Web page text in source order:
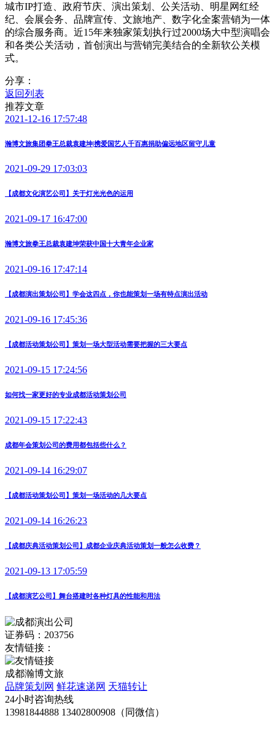
城市IP打造、政府节庆、演出策划、公关活动、明星网红经
纪、会展会务、品牌宣传、文旅地产、数字化全案营销为一体
的综合服务商。近15年来独家策划执行过2000场大中型演唱会
和各类公关活动，首创演出与营销完美结合的全新软公关模
式。
分享：
返回列表
推荐文章
2021-12-16 17:57:48
瀚博文旅集团拳王总裁袁建坤|携爱国艺人千百惠捐助偏远地区留守儿童
2021-09-29 17:03:03
【成都文化演艺公司】关于灯光光色的运用
2021-09-17 16:47:00
瀚博文旅拳王总裁袁建坤荣获中国十大青年企业家
2021-09-16 17:47:14
【成都演出策划公司】学会这四点，你也能策划一场有特点演出活动
2021-09-16 17:45:36
【成都活动策划公司】策划一场大型活动需要把握的三大要点
2021-09-15 17:24:56
如何找一家更好的专业成都活动策划公司
2021-09-15 17:22:43
成都年会策划公司的费用都包括些什么？
2021-09-14 16:29:07
【成都活动策划公司】策划一场活动的几大要点
2021-09-14 16:26:23
【成都庆典活动策划公司】成都企业庆典活动策划一般怎么收费？
2021-09-13 17:05:59
【成都演艺公司】舞台搭建时各种灯具的性能和用法
证券码：203756
友情链接：
成都瀚博文旅
品牌策划网 鲜花速递网 天猫转让
24小时咨询热线
13981844888 13402800908（同微信）